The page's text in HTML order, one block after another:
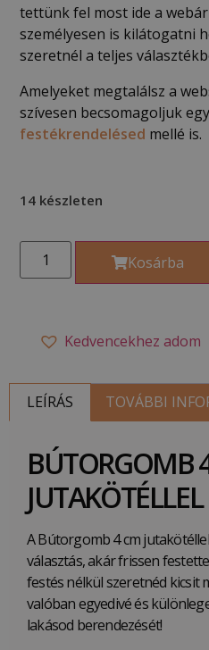
tettünk fel most ide a
személyesen is kilátogatni
szeretnél a teljes
Amelyeket megtalálsz a
szívesen becsomagoljuk
festékrendelésed mellé is.
14 készleten
Kosárba
Kedvencekhez adom
LEÍRÁS TOVÁBBI
BÚTORGOMB
A Bútorgomb 4 cm
választás, akár frissen
festés nélkül szeretnéd kicsit
valóban egyedivé és
lakásod berendezését!